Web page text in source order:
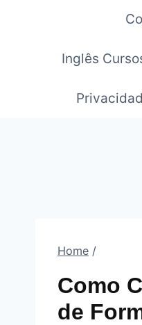
Inglês
Home /
Como
de